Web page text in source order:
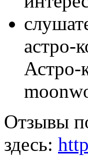
астро-
Астро-
Отзывы
здесь: